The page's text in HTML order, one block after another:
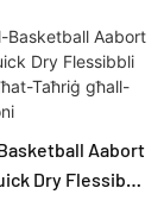
Aabort
Dry Flessibbli